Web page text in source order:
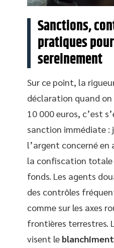
Sanctions,
pratiques
sereinement
Sur ce point, la
déclaration quand
10 000 euros, c’est
sanction immédiate :
l’argent concerné en
la confiscation totale
fonds. Les agents
des contrôles
comme sur les axes
frontières terrestres.
visent le